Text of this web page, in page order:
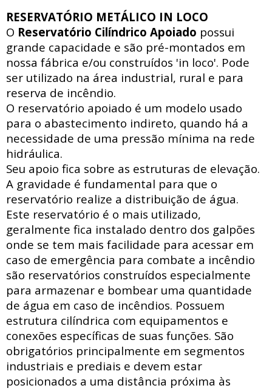
RESERVATÓRIO METÁLICO IN LOCO
O Reservatório Cilíndrico Apoiado possui
grande capacidade e são pré-montados em
nossa fábrica e/ou construídos 'in loco'. Pode
ser utilizado na área industrial, rural e para
reserva de incêndio.
O reservatório apoiado é um modelo usado
para o abastecimento indireto, quando há a
necessidade de uma pressão mínima na rede
hidráulica.
Seu apoio fica sobre as estruturas de elevação.
A gravidade é fundamental para que o
reservatório realize a distribuição de água.
Este reservatório é o mais utilizado,
geralmente fica instalado dentro dos galpões
onde se tem mais facilidade para acessar em
caso de emergência para combate a incêndio
são reservatórios construídos especialmente
para armazenar e bombear uma quantidade
de água em caso de incêndios. Possuem
estrutura cilíndrica com equipamentos e
conexões específicas de suas funções. São
obrigatórios principalmente em segmentos
industriais e prediais e devem estar
posicionados a uma distância próxima às